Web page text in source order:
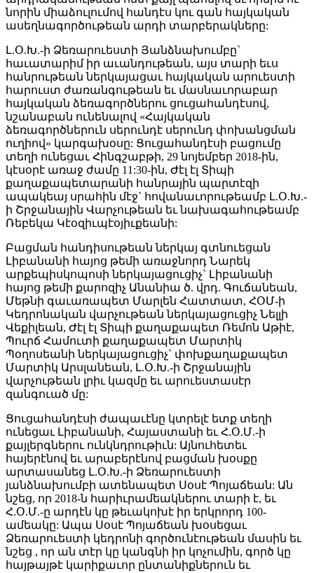
նորին միաձուլումով հանդէս կու գան հայկական
ասեղնագործութեան արդի տարբերակները:
Լ.Օ.Խ.-ի Ձեռարուեստի Յանձնախումբը`
հաւատարիմ իր աւանդութեան, այս տարի եւս
հանրութեան ներկայացաւ հայկական արուեստի
հարուստ ժառանգութեան եւ մասնաւորաբար
հայկական ձեռագործներու ցուցահանդէսով,
նշանաբան ունենալով «Հայկական
ձեռագործներուն սերունդէ սերունդ փոխանցման
ուղիով» կարգախօսը: Ցուցահանդէսի բացումը
տեղի ունեցաւ Հինգշաբթի, 29 նոյեմբեր 2018-ին,
կէսօրէ առաջ ժամը 11:30-ին, Ժէլ էլ Տիպի
քաղաքապետարանի հանրային պարտէզի
ապակեայ սրահին մէջ` հովանաւորութեամբ Լ.Օ.Խ.-
ի Շրջանային Վարչութեան եւ նախագահութեամբ
Ռեբեկա Կէօզիւպէօյիւքեանի:
Բացման հանդիսութեան ներկայ գտնուեցան
Լիբանանի հայոց թեմի առաջնորդ Նարեկ
արքեպիսկոպոսի ներկայացուցիչ` Լիբանանի
հայոց թեմի քարոզիչ Անանիա ծ. վրդ. Գուճանեան,
Մեթնի գաւառապետ Մարլեն Հատտատ, ՀՕՄ-ի
Կեդրոնական վարչութեան ներկայացուցիչ Նելլի
Վեքիլեան, Ժէլ էլ Տիպի քաղաքապետ Ռեմոն Աթիէ,
Պուրճ Համուտի քաղաքապետ Մարտիկ
Պօղոսեանի ներկայացուցիչ` փոխքաղաքապետ
Մարտիկ Արսլանեան, Լ.Օ.Խ.-ի Շրջանային
վարչութեան լրիւ կազմը եւ արուեստասէր
զանգուած մը:
Ցուցահանդէսի ժապաւէնը կտրելէ ետք տեղի
ունեցաւ Լիբանանի, Հայաստանի եւ Հ.Օ.Մ.-ի
քայլերգներու ունկնդրութիւն: Այնուհետեւ
հայերէնով եւ արաբերէնով բացման խօսքը
արտասանեց Լ.Օ.Խ.-ի Ձեռարուեստի
յանձնախումբի ատենապետ Սօսէ Պոյաճեան: Ան
նշեց, որ 2018-ն հարիւրամեակներու տարի է, եւ
Հ.Օ.Մ.-ը արդէն կը թեւակոխէ իր երկրորդ 100-
ամեակը: Ապա Սօսէ Պոյաճեան խօսեցաւ
Ձեռարուեստի կեդրոնի գործունէութեան մասին եւ
նշեց , որ ան տէր կը կանգնի իր կոչումին, գործ կը
հայթայթէ կարիքաւոր ընտանիքներուն եւ